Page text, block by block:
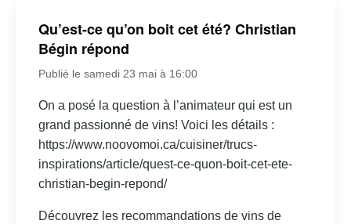
Qu’est-ce qu’on boit cet été? Christian
Bégin répond
Publié le samedi 23 mai à 16:00
On a posé la question à l’animateur qui est un
grand passionné de vins! Voici les détails :
https://www.noovomoi.ca/cuisiner/trucs-
inspirations/article/quest-ce-quon-boit-cet-ete-
christian-begin-repond/
Découvrez les recommandations de vins de